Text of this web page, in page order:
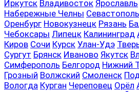
Иркутск Владивосток Ярославль
Набережные Челны Севастополь
Оренбург Новокузнецк Рязань
Чебоксары Липецк Калининград
Киров Сочи Курск Улан-Удэ
Сургут Брянск Иваново Якутск
Симферополь Белгород Нижний
Грозный Волжский Смоленск
Вологда Курган Череповец Орёл